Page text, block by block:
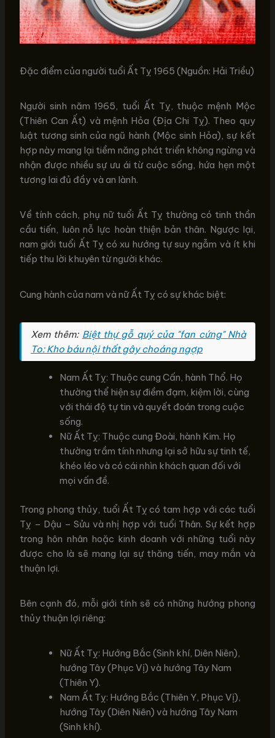
Đặc điểm của người tuổi Ất Tỵ 1965 (Nguồn: Hải Triều)
Người sinh năm 1965, tuổi Ất Tỵ, thuộc mệnh Mộc
(Thiên Can Ất) và mệnh Hỏa (Địa Chi Tỵ). Theo quy
luật tương sinh của ngũ hành (Mộc sinh Hỏa), sự kết
hợp này mang lại tiềm năng phát triển không ngừng và
nhận được nhiều sự ưu ái từ cuộc sống, hứa hẹn một
tương lai đủ đầy và an lành.
Về tính cách, phụ nữ tuổi Ất Tỵ thường có tinh thần
cầu tiến, luôn nỗ lực hoàn thiện bản thân. Ngược lại,
nam giới tuổi Ất Tỵ có xu hướng tự suy ngẫm và ít khi
tiếp thu lời khuyên từ người khác.
Cung hành của nam và nữ Ất Tỵ có sự khác biệt:
Xem thêm: Biệt thự gỗ quý của "fan cứng" Nhà
To: Kho báu nội thất gây choáng ngợp
Nam Ất Tỵ: Thuộc cung Cấn, hành Thổ. Họ
thường thể hiện sự điềm đạm, kiệm lời, cùng
với thái độ tự tin và quyết đoán trong cuộc
sống.
Nữ Ất Tỵ: Thuộc cung Đoài, hành Kim. Họ
thường trầm tính nhưng lại sở hữu sự tinh tế,
khéo léo và có cái nhìn khách quan đối với
mọi vấn đề.
Trong phong thủy, tuổi Ất Tỵ có tam hợp với các tuổi
Tỵ – Dậu – Sửu và nhị hợp với tuổi Thân. Sự kết hợp
trong hôn nhân hoặc kinh doanh với những tuổi này
được cho là sẽ mang lại sự thăng tiến, may mắn và
thuận lợi.
Bên cạnh đó, mỗi giới tính sẽ có những hướng phong
thủy thuận lợi riêng:
Nữ Ất Tỵ: Hướng Bắc (Sinh khí, Diên Niên),
hướng Tây (Phục Vị) và hướng Tây Nam
(Thiên Y).
Nam Ất Tỵ: Hướng Bắc (Thiên Y, Phục Vị),
hướng Tây (Diên Niên) và hướng Tây Nam
(Sinh khí).